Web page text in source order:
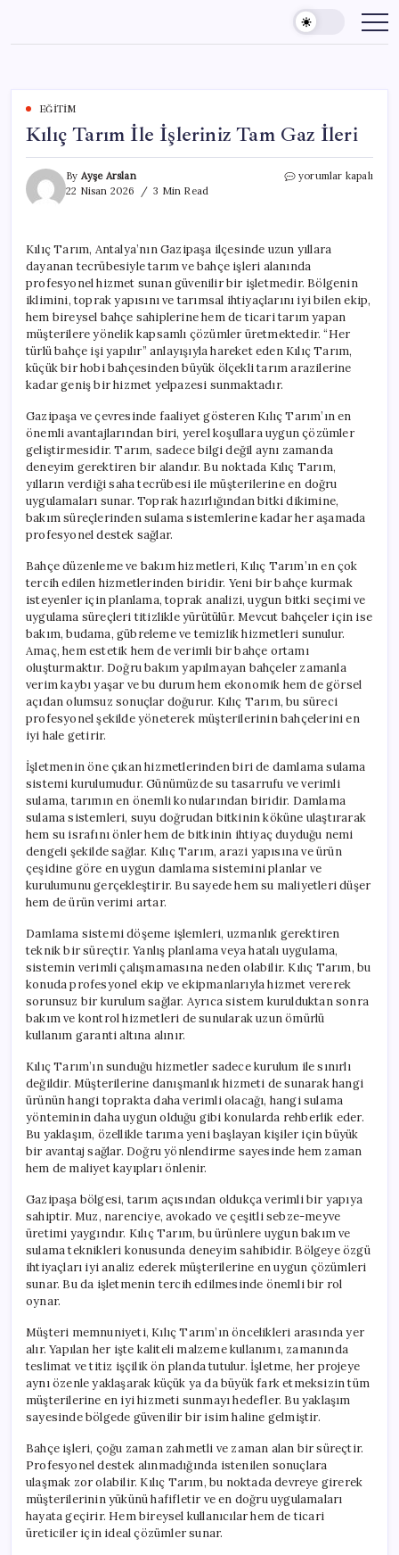
content
EĞITIM
Kılıç Tarım İle İşleriniz Tam Gaz İleri
By Ayşe Arslan
22 Nisan 2026
3 Min Read
Kılıç
Gaz
İleri
için
yorumlar kapalı
Kılıç Tarım, Antalya’nın Gazipaşa ilçesinde uzun yıllara
dayanan tecrübesiyle tarım ve bahçe işleri alanında
profesyonel hizmet sunan güvenilir bir işletmedir. Bölgenin
iklimini, toprak yapısını ve tarımsal ihtiyaçlarını iyi bilen ekip,
hem bireysel bahçe sahiplerine hem de ticari tarım yapan
müşterilere yönelik kapsamlı çözümler üretmektedir. “Her
türlü bahçe işi yapılır” anlayışıyla hareket eden Kılıç Tarım,
küçük bir hobi bahçesinden büyük ölçekli tarım arazilerine
kadar geniş bir hizmet yelpazesi sunmaktadır.
Gazipaşa ve çevresinde faaliyet gösteren Kılıç Tarım’ın en
önemli avantajlarından biri, yerel koşullara uygun çözümler
geliştirmesidir. Tarım, sadece bilgi değil aynı zamanda
deneyim gerektiren bir alandır. Bu noktada Kılıç Tarım,
yılların verdiği saha tecrübesi ile müşterilerine en doğru
uygulamaları sunar. Toprak hazırlığından bitki dikimine,
bakım süreçlerinden sulama sistemlerine kadar her aşamada
profesyonel destek sağlar.
Bahçe düzenleme ve bakım hizmetleri, Kılıç Tarım’ın en çok
tercih edilen hizmetlerinden biridir. Yeni bir bahçe kurmak
isteyenler için planlama, toprak analizi, uygun bitki seçimi ve
uygulama süreçleri titizlikle yürütülür. Mevcut bahçeler için ise
bakım, budama, gübreleme ve temizlik hizmetleri sunulur.
Amaç, hem estetik hem de verimli bir bahçe ortamı
oluşturmaktır. Doğru bakım yapılmayan bahçeler zamanla
verim kaybı yaşar ve bu durum hem ekonomik hem de görsel
açıdan olumsuz sonuçlar doğurur. Kılıç Tarım, bu süreci
profesyonel şekilde yöneterek müşterilerinin bahçelerini en
iyi hale getirir.
İşletmenin öne çıkan hizmetlerinden biri de damlama sulama
sistemi kurulumudur. Günümüzde su tasarrufu ve verimli
sulama, tarımın en önemli konularından biridir. Damlama
sulama sistemleri, suyu doğrudan bitkinin köküne ulaştırarak
hem su israfını önler hem de bitkinin ihtiyaç duyduğu nemi
dengeli şekilde sağlar. Kılıç Tarım, arazi yapısına ve ürün
çeşidine göre en uygun damlama sistemini planlar ve
kurulumunu gerçekleştirir. Bu sayede hem su maliyetleri düşer
hem de ürün verimi artar.
Damlama sistemi döşeme işlemleri, uzmanlık gerektiren
teknik bir süreçtir. Yanlış planlama veya hatalı uygulama,
sistemin verimli çalışmamasına neden olabilir. Kılıç Tarım, bu
konuda profesyonel ekip ve ekipmanlarıyla hizmet vererek
sorunsuz bir kurulum sağlar. Ayrıca sistem kurulduktan sonra
bakım ve kontrol hizmetleri de sunularak uzun ömürlü
kullanım garanti altına alınır.
Kılıç Tarım’ın sunduğu hizmetler sadece kurulum ile sınırlı
değildir. Müşterilerine danışmanlık hizmeti de sunarak hangi
ürünün hangi toprakta daha verimli olacağı, hangi sulama
yönteminin daha uygun olduğu gibi konularda rehberlik eder.
Bu yaklaşım, özellikle tarıma yeni başlayan kişiler için büyük
bir avantaj sağlar. Doğru yönlendirme sayesinde hem zaman
hem de maliyet kayıpları önlenir.
Gazipaşa bölgesi, tarım açısından oldukça verimli bir yapıya
sahiptir. Muz, narenciye, avokado ve çeşitli sebze-meyve
üretimi yaygındır. Kılıç Tarım, bu ürünlere uygun bakım ve
sulama teknikleri konusunda deneyim sahibidir. Bölgeye özgü
ihtiyaçları iyi analiz ederek müşterilerine en uygun çözümleri
sunar. Bu da işletmenin tercih edilmesinde önemli bir rol
oynar.
Müşteri memnuniyeti, Kılıç Tarım’ın öncelikleri arasında yer
alır. Yapılan her işte kaliteli malzeme kullanımı, zamanında
teslimat ve titiz işçilik ön planda tutulur. İşletme, her projeye
aynı özenle yaklaşarak küçük ya da büyük fark etmeksizin tüm
müşterilerine en iyi hizmeti sunmayı hedefler. Bu yaklaşım
sayesinde bölgede güvenilir bir isim haline gelmiştir.
Bahçe işleri, çoğu zaman zahmetli ve zaman alan bir süreçtir.
Profesyonel destek alınmadığında istenilen sonuçlara
ulaşmak zor olabilir. Kılıç Tarım, bu noktada devreye girerek
müşterilerinin yükünü hafifletir ve en doğru uygulamaları
hayata geçirir. Hem bireysel kullanıcılar hem de ticari
üreticiler için ideal çözümler sunar.